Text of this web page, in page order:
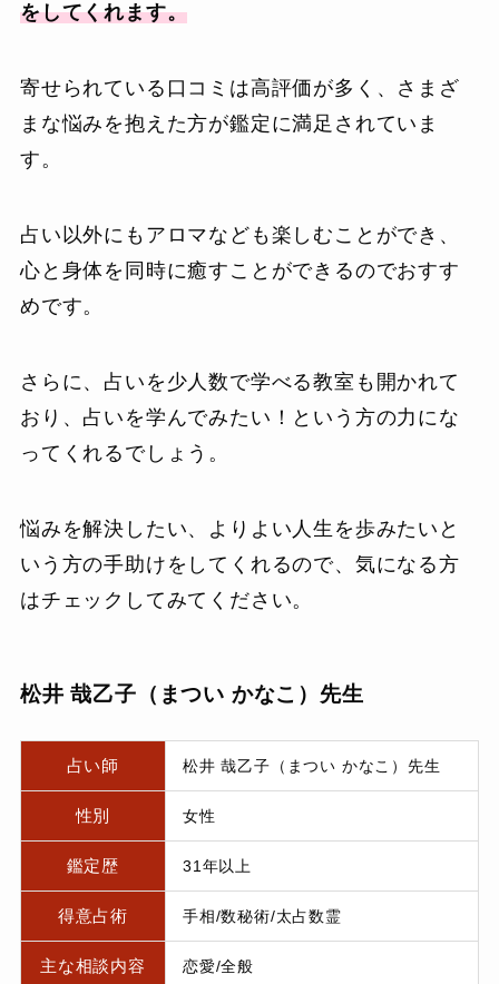
をしてくれます。
寄せられている口コミは高評価が多く、さまざ
まな悩みを抱えた方が鑑定に満足されていま
す。
占い以外にもアロマなども楽しむことができ、
心と身体を同時に癒すことができるのでおすす
めです。
さらに、占いを少人数で学べる教室も開かれて
おり、占いを学んでみたい！という方の力にな
ってくれるでしょう。
悩みを解決したい、よりよい人生を歩みたいと
いう方の手助けをしてくれるので、気になる方
はチェックしてみてください。
松井 哉乙子（まつい かなこ）先生
占い師 松井 哉乙子（まつい かなこ）先生
性別 女性
鑑定歴 31年以上
得意占術 手相/数秘術/太占数霊
主な相談内容 恋愛/全般